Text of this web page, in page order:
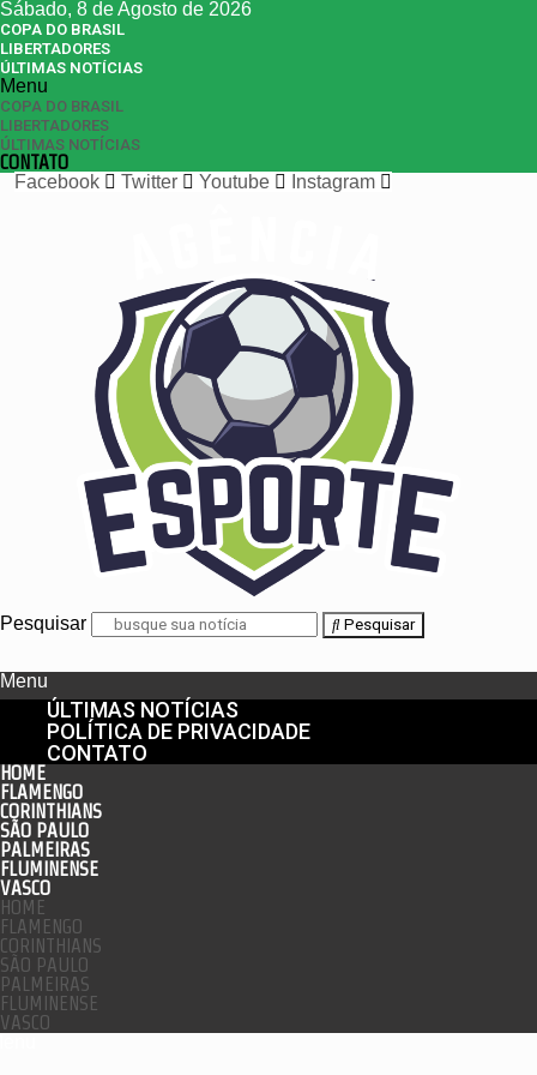
Sábado, 8 de Agosto de 2026
COPA DO BRASIL
LIBERTADORES
ÚLTIMAS NOTÍCIAS
Menu
COPA DO BRASIL
LIBERTADORES
ÚLTIMAS NOTÍCIAS
CONTATO
Facebook
Twitter Youtube Instagram
Pesquisar Pesquisar
Menu
ÚLTIMAS NOTÍCIAS
POLÍTICA DE PRIVACIDADE
CONTATO
HOME
FLAMENGO
CORINTHIANS
SÃO PAULO
PALMEIRAS
FLUMINENSE
VASCO
HOME
FLAMENGO
CORINTHIANS
SÃO PAULO
PALMEIRAS
FLUMINENSE
VASCO